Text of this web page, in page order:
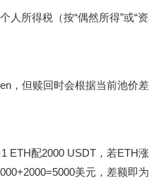
人所得税（按“偶然所得”或“
，但赎回时会根据当前池价
ETH配2000 USDT，若ETH
美元，差额即为